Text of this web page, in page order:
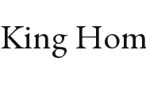
King